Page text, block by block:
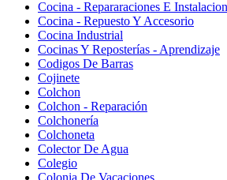
Cocina - Repararaciones E
Cocina - Repuesto Y Accesorio
Cocina Industrial
Cocinas Y Reposterías - Aprendizaje
Codigos De Barras
Cojinete
Colchon
Colchon - Reparación
Colchonería
Colchoneta
Colector De Agua
Colegio
Colonia De Vacaciones